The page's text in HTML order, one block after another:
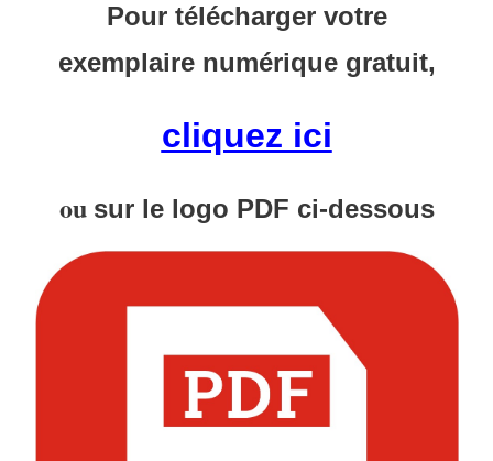
Pour télécharger votre
exemplaire numérique gratuit,
cliquez ici
ou sur le logo PDF ci-dessous